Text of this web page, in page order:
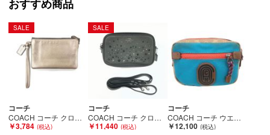
おすすめ商品
SALE
コーチ
COACH コーチ クロスグレイン レザー コーナー ジップ リストレット 小物入れ ポーチ F54626 ゴールド Bランク
￥3,784
SALE
コーチ
COACH コーチ クロスボディ クラッチ スター リベット ダークシルバー レディース 59452 ガンメタ Bランク
￥11,440
コーチ
COACH コーチ ウエストポーチ シグネチャー 76157 ブルー×ベージュ Bランク
￥12,100